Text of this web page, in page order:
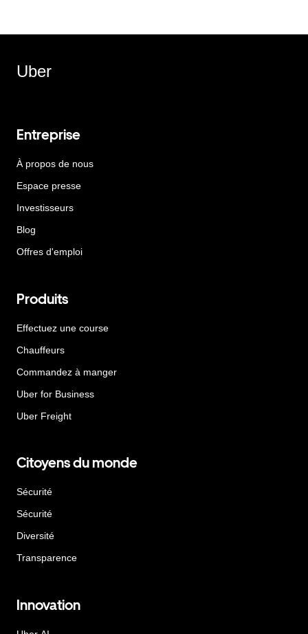
Uber
Entreprise
À propos de nous
Espace presse
Investisseurs
Blog
Offres d'emploi
Produits
Effectuez une course
Chauffeurs
Commandez à manger
Uber for Business
Uber Freight
Citoyens du monde
Sécurité
Sécurité
Diversité
Transparence
Innovation